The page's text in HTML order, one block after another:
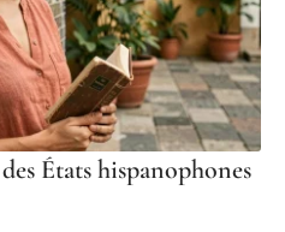
États hispanophones